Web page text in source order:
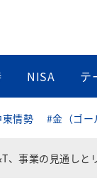
NISA テ
情勢 #金（ゴー
、事業の見通しと